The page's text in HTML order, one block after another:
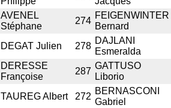
AVENEL
Stéphane
274
FEIGENWINTER
Bernard
DEGAT Julien 278
DAJLANI
Esmeralda
DERESSE
Françoise
287
GATTUSO
Liborio
TAUREG Albert 272
BERNASCONI
Gabriel